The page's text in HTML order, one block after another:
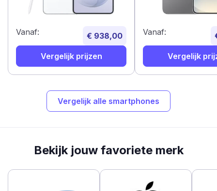
Vanaf: € 938,00
Vergelijk prijzen
Vanaf:
Vergelijk
Vergelijk alle smartphones
Bekijk jouw favoriete merk